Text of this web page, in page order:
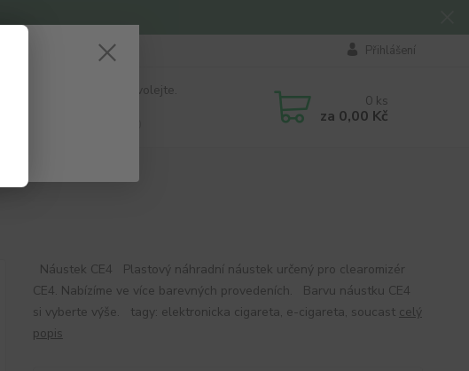
Přihlášení
Nevíte si rady? Zavolejte.
0 ks
za 0,00 Kč
Náustek CE4 Plastový náhradní náustek určený pro clearomizér
CE4. Nabízíme ve více barevných provedeních. Barvu náustku CE4
si vyberte výše. tagy: elektronicka cigareta, e-cigareta, soucast celý
popis